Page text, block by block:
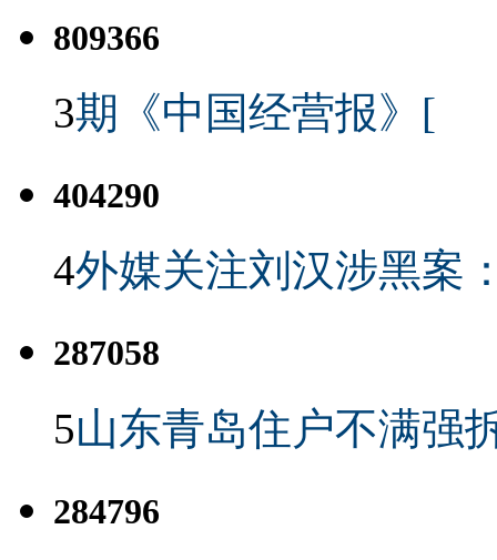
809366
3期《中国经营报》[
404290
4外媒关注刘汉涉黑案
287058
5山东青岛住户不满强
284796